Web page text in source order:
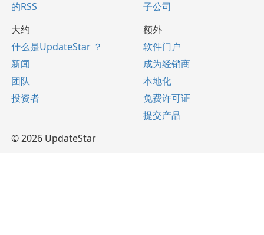
的RSS
子公司
大约
什么是UpdateStar ？
新闻
团队
投资者
额外
软件门户
成为经销商
本地化
免费许可证
提交产品
© 2026 UpdateStar